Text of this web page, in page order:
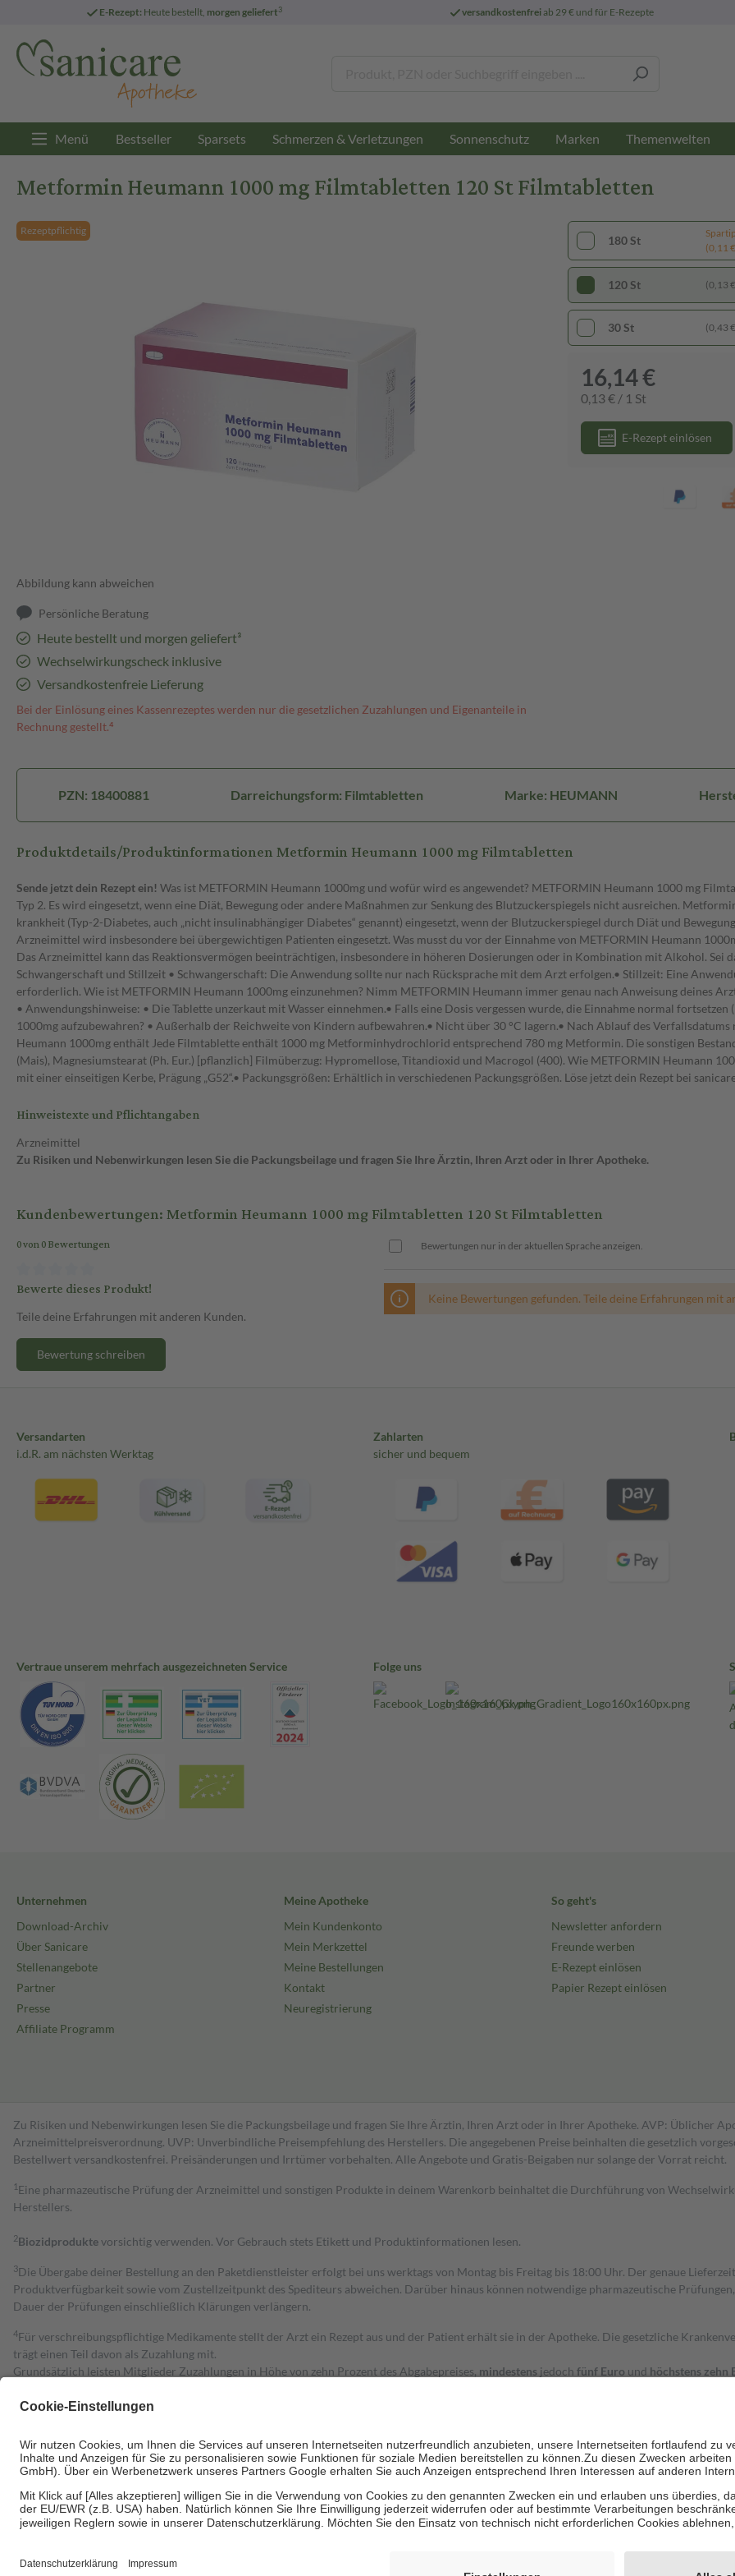
E-Rezept: Heute bestellt, morgen geliefert3 versandkostenfreiab 29 € und für E-Rezepte
Menü Bestseller Sparsets Schmerzen & Verletzungen Sonnenschutz Marken Themenwelten
Metformin Heumann 1000 mg Filmtabletten 120 St Filmtabletten
Rezeptpflichtig
Abbildung kann abweichen
Persönliche Beratung
Heute bestellt und morgen geliefert³
Wechselwirkungscheck inklusive
Versandkostenfreie Lieferung
Bei der Einlösung eines Kassenrezeptes werden nur die gesetzlichen Zuzahlungen und Eigenanteile in
Rechnung gestellt.⁴
180 St
(0,11
120 St (0,13
30 St (0,43
16,14 €
0,13 € / 1 St
E-Rezept einlösen
PZN: 18400881 Darreichungsform: Filmtabletten Marke: HEUMANN
Produktdetails/Produktinformationen Metformin Heumann 1000 mg Filmtabletten
Sende jetzt dein Rezept ein! Was ist METFORMIN Heumann 1000mg und wofür wird es angewendet? METFORMIN Heumann 1000 mg
Typ 2. Es wird eingesetzt, wenn eine Diät, Bewegung oder andere Maßnahmen zur Senkung des Blutzuckerspiegels nicht ausreichen.
krankheit (Typ-2-Diabetes, auch „nicht insulinabhängiger Diabetes“ genannt) eingesetzt, wenn der Blutzuckerspiegel durch Diät und
Arzneimittel wird insbesondere bei übergewichtigen Patienten eingesetzt. Was musst du vor der Einnahme von METFORMIN Heumann
Das Arzneimittel kann das Reaktionsvermögen beeinträchtigen, insbesondere in höheren Dosierungen oder in Kombination mit Alkohol. Sei
Schwangerschaft und Stillzeit • Schwangerschaft: Die Anwendung sollte nur nach Rücksprache mit dem Arzt erfolgen.• Stillzeit: Eine
erforderlich. Wie ist METFORMIN Heumann 1000mg einzunehmen? Nimm METFORMIN Heumann immer genau nach Anweisung deines
• Anwendungshinweise: • Die Tablette unzerkaut mit Wasser einnehmen.• Falls eine Dosis vergessen wurde, die Einnahme normal
1000mg aufzubewahren? • Außerhalb der Reichweite von Kindern aufbewahren.• Nicht über 30 °C lagern.• Nach Ablauf des
Heumann 1000mg enthält Jede Filmtablette enthält 1000 mg Metforminhydrochlorid entsprechend 780 mg Metformin. Die sonstigen
(Mais), Magnesiumstearat (Ph. Eur.) [pflanzlich] Filmüberzug: Hypromellose, Titandioxid und Macrogol (400). Wie METFORMIN Heumann
mit einer einseitigen Kerbe, Prägung „G52“.• Packungsgrößen: Erhältlich in verschiedenen Packungsgrößen. Löse jetzt dein Rezept bei
Hinweistexte und Pflichtangaben
Arzneimittel
Zu Risiken und Nebenwirkungen lesen Sie die Packungsbeilage und fragen Sie Ihre Ärztin, Ihren Arzt oder in Ihrer Apotheke.
Kundenbewertungen: Metformin Heumann 1000 mg Filmtabletten 120 St Filmtabletten
0 von 0 Bewertungen
Bewerte dieses Produkt!
Teile deine Erfahrungen mit anderen Kunden.
Bewertung schreiben
Bewertungen nur in der aktuellen Sprache anzeigen.
Keine Bewertungen gefunden. Teile deine Erfahrungen mit
Versandarten
i.d.R. am nächsten Werktag
Zahlarten
sicher und bequem
Vertraue unserem mehrfach ausgezeichneten Service Folge uns
Unternehmen
Download-Archiv
Über Sanicare
Stellenangebote
Partner
Presse
Affiliate Programm
Meine Apotheke
Mein Kundenkonto
Mein Merkzettel
Meine Bestellungen
Kontakt
Neuregistrierung
So geht's
Newsletter anfordern
Freunde werben
E-Rezept einlösen
Papier Rezept einlösen
Zu Risiken und Nebenwirkungen lesen Sie die Packungsbeilage und fragen Sie Ihre Ärztin, Ihren Arzt oder in Ihrer Apotheke. AVP: Üblicher
Arzneimittelpreisverordnung. UVP: Unverbindliche Preisempfehlung des Herstellers. Die angegebenen Preise beinhalten die gesetzlich
Bestell­wert versand­kosten­frei. Preisänderungen und Irrtümer vorbehalten. Alle Angebote und Gratis-Beigaben nur solange der Vorrat reicht.
1 Eine pharmazeutische Prüfung der Arzneimittel und sonstigen Produkte in deinem Warenkorb beinhaltet die Durchführung von
Herstellers.
2Biozidproduktevorsichtig verwenden. Vor Gebrauch stets Etikett und Produktinformationen lesen.
3Die Übergabe deiner Bestellung an den Paketdienstleister erfolgt bei uns werktags von Montag bis Freitag bis 18:00 Uhr. Der genaue
Produktverfügbarkeit sowie vom Zustellzeitpunkt des Spediteurs abweichen. Darüber hinaus können notwendige pharmazeutische
Dauer der Prüfungen einschließlich Klärungen verlängern.
4Für verschreibungspflichtige Medikamente stellt der Arzt ein Rezept aus und der Patient erhält sie in der Apotheke. Die gesetzliche
trägt einen Teil davon als Zuzahlung mit.
Grundsätzlich leisten Mitglieder Zuzahlungen in Höhe von zehn Prozent des Abgabepreises, mindestens jedoch fünf Euro und höchstens zehn
Diese Regeln gelten grundsätzlich auch für Online-Apotheken.
Um das Engagement der Versicherten für ihre eigene Gesundheit zu stärken und die besondere Stellung der Familie zu unterstützen, fallen
• Kindern und Jugendlichen bis zum vollendeten 18. Lebensjahr mit Ausnahme der Fahrkosten
• Untersuchungen zur Vorsorge und Früherkennung, die von der GKV getragen werden
• empfohlenen Schutzimpfungen
• Harn- und Blutteststreifen
Informationen findest du hier: https://help.etrusted.com/hc/de/articles/4419944605341